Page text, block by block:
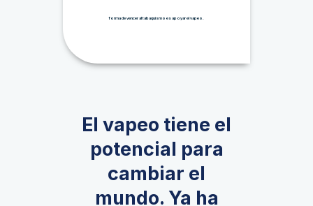
forma de vencer al tabaquismo es apoyar el vapeo.
El vapeo tiene el
potencial para
cambiar el
mundo. Ya ha